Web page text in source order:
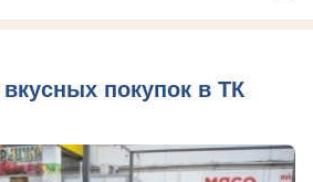
покупок в ТК